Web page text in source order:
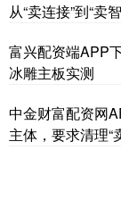
从“卖连接”到“卖
富兴配资端APP
冰雕主板实测
中金财富配资网
主体，要求清理“